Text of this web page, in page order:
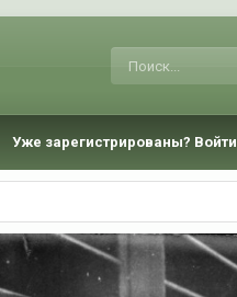
Уже зарегистрированы? Войти